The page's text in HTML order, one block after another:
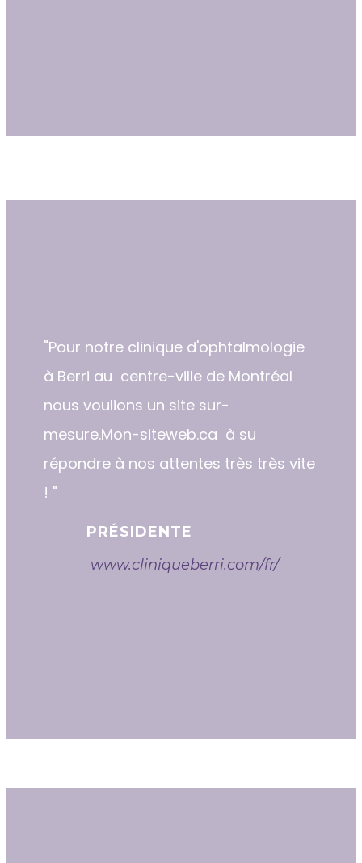
"​​Pour notre clinique d'ophtalmologie
à Berri au centre-ville de Montréal
nous voulions un site sur-
mesure.Mon-siteweb.ca à su
répondre à nos attentes très très vite
! "
PRÉSIDENTE
www.cliniqueberri.com/fr/